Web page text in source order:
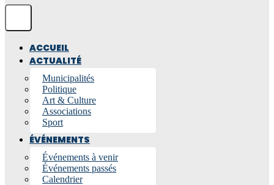
ACCUEIL
ACTUALITÉ
Municipalités
Politique
Art & Culture
Associations
Sport
ÉVÉNEMENTS
Événements à venir
Événements passés
Calendrier